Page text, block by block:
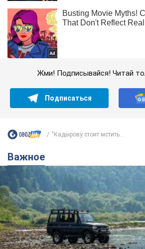
Жми! Подписывайся! Читай
Подписаться
"Кадырову стоит мстить...
Важное